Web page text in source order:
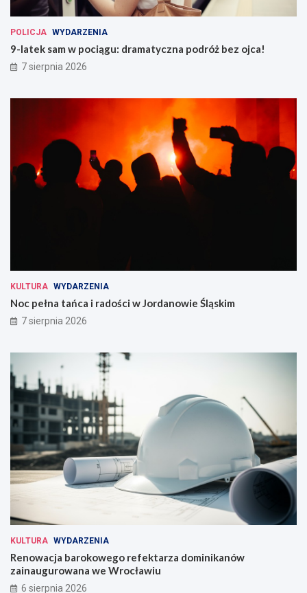
POLICJA WYDARZENIA
9-latek sam w pociągu: dramatyczna podróż bez ojca!
7 sierpnia 2026
KULTURA WYDARZENIA
Noc pełna tańca i radości w Jordanowie Śląskim
7 sierpnia 2026
KULTURA WYDARZENIA
Renowacja barokowego refektarza dominikanów
zainaugurowana we Wrocławiu
6 sierpnia 2026